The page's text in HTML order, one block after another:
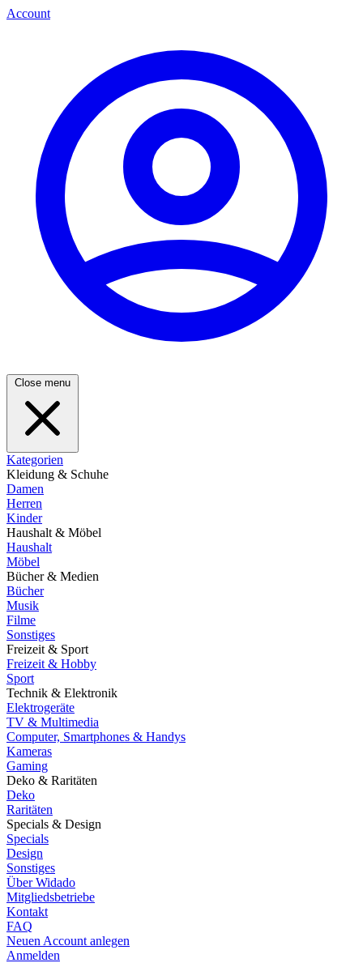
Account
Close menu
Kategorien
Kleidung & Schuhe
Damen
Herren
Kinder
Haushalt & Möbel
Haushalt
Möbel
Bücher & Medien
Bücher
Musik
Filme
Sonstiges
Freizeit & Sport
Freizeit & Hobby
Sport
Technik & Elektronik
Elektrogeräte
TV & Multimedia
Computer, Smartphones & Handys
Kameras
Gaming
Deko & Raritäten
Deko
Raritäten
Specials & Design
Specials
Design
Sonstiges
Über Widado
Mitgliedsbetriebe
Kontakt
FAQ
Neuen Account anlegen
Anmelden